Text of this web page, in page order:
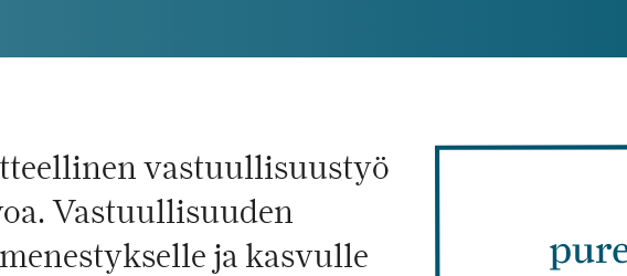
vastuullisuustyö
Vastuullisuuden
ja kasvulle